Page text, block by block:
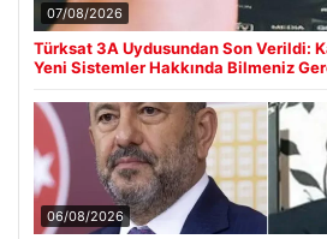
07/08/2026
Türksat 3A Uydusundan Son Verildi:
Yeni Sistemler Hakkında Bilmeniz
06/08/2026